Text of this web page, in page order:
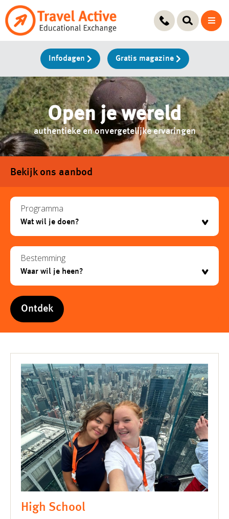
Ga
naar
Infodagen Gratis magazine
Open je wereld
authentieke en onvergetelijke ervaringen
Bekijk ons aanbod
Programma
testje
Bestemming
High School